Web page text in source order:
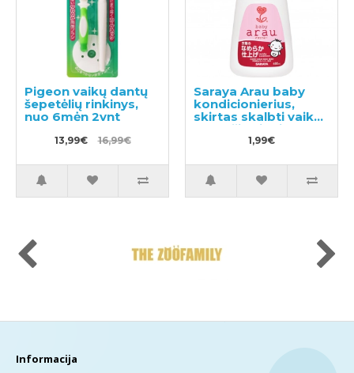
Pigeon vaikų dantų
šepetėlių rinkinys,
nuo 6mėn 2vnt
13,99€ 16,99€
Saraya Arau baby
kondicionierius,
skirtas skalbti vaikų
drabužius ir kitus
skalbinius, pavyzdys
1,99€
Informacija